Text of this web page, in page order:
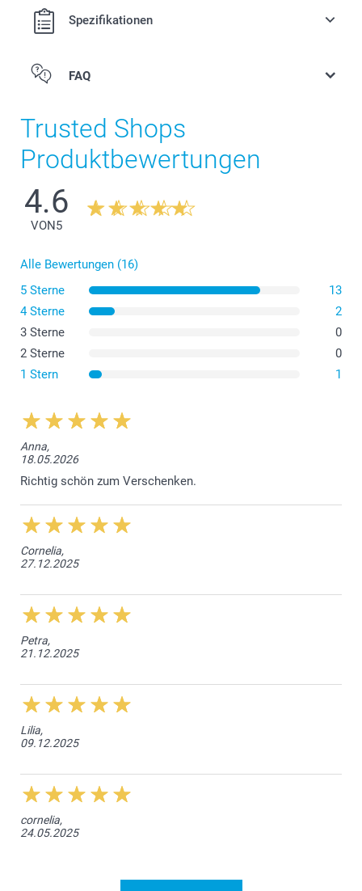
Spezifikationen
FAQ
Trusted Shops
Produktbewertungen
4.6
VON 5
Alle Bewertungen (16)
5 Sterne
13
4 Sterne
2
3 Sterne
0
2 Sterne
0
1 Stern
1
Anna,
18.05.2026
Richtig schön zum Verschenken.
Cornelia,
27.12.2025
Petra,
21.12.2025
Lilia,
09.12.2025
cornelia,
24.05.2025